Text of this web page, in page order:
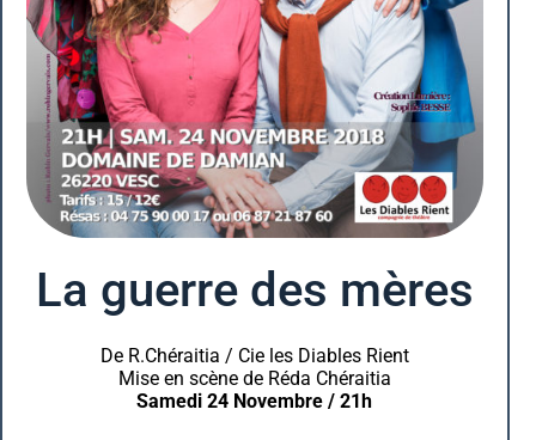
La guerre des mères
De R.Chéraitia / Cie les Diables Rient
Mise en scène de Réda Chéraitia
Samedi 24 Novembre / 21h